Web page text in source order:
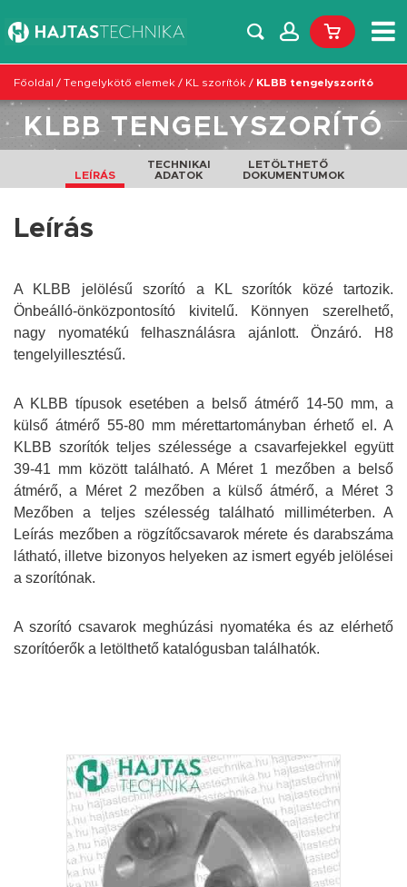
Főoldal / Tengelykötő elemek / KL szorítók / KLBB tengelyszorító
KLBB TENGELYSZORÍTÓ
LEÍRÁS
TECHNIKAI
ADATOK
LETÖLTHETŐ
DOKUMENTUMOK
Leírás
A KLBB jelölésű szorító a KL szorítók közé tartozik.
Önbeálló-önközpontosító kivitelű. Könnyen szerelhető,
nagy nyomatékú felhasználásra ajánlott. Önzáró. H8
tengelyillesztésű.
A KLBB típusok esetében a belső átmérő 14-50 mm, a
külső átmérő 55-80 mm mérettartományban érhető el. A
KLBB szorítók teljes szélessége a csavarfejekkel együtt
39-41 mm között található. A Méret 1 mezőben a belső
átmérő, a Méret 2 mezőben a külső átmérő, a Méret 3
Mezőben a teljes szélesség található milliméterben. A
Leírás mezőben a rögzítőcsavarok mérete és darabszáma
látható, illetve bizonyos helyeken az ismert egyéb jelölései
a szorítónak.
A szorító csavarok meghúzási nyomatéka és az elérhető
szorítóerők a letölthető katalógusban találhatók.